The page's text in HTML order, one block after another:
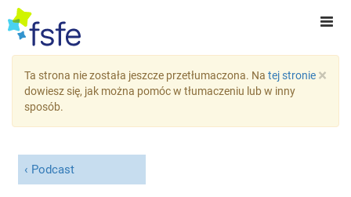
×
Ta strona nie została jeszcze przetłumaczona. Na tej stronie
dowiesz się, jak można pomóc w tłumaczeniu lub w inny
sposób.
Podcast